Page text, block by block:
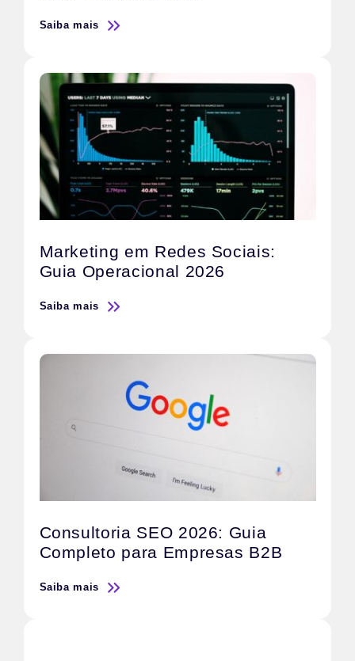
Saiba mais
Marketing em Redes Sociais:
Guia Operacional 2026
Saiba mais
Consultoria SEO 2026: Guia
Completo para Empresas B2B
Saiba mais